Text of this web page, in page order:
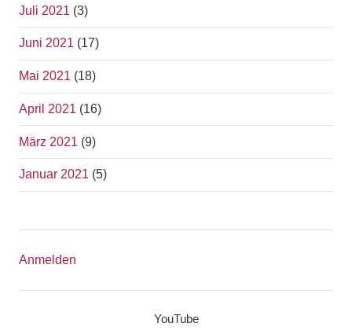
Juli 2021 (3)
Juni 2021 (17)
Mai 2021 (18)
April 2021 (16)
März 2021 (9)
Januar 2021 (5)
Anmelden
YouTube